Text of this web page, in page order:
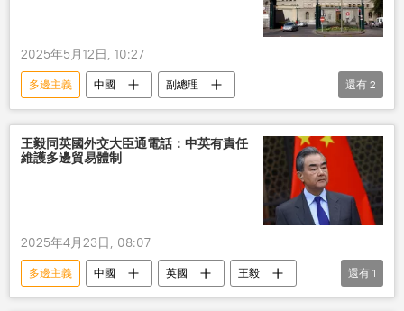
2025年5月12日, 10:27
多邊主義 中國
副總理
世界貿易組織
貿易
還有 2
王毅同英國外交大臣通電話：中英有責任
維護多邊貿易體制
2025年4月23日, 08:07
多邊主義 中國 英國
王毅
貿易
還有 1